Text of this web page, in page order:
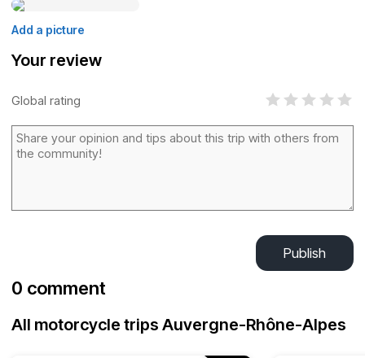
Add a picture
Your review
Global rating
Publish
0 comment
All motorcycle trips Auvergne-Rhône-Alpes